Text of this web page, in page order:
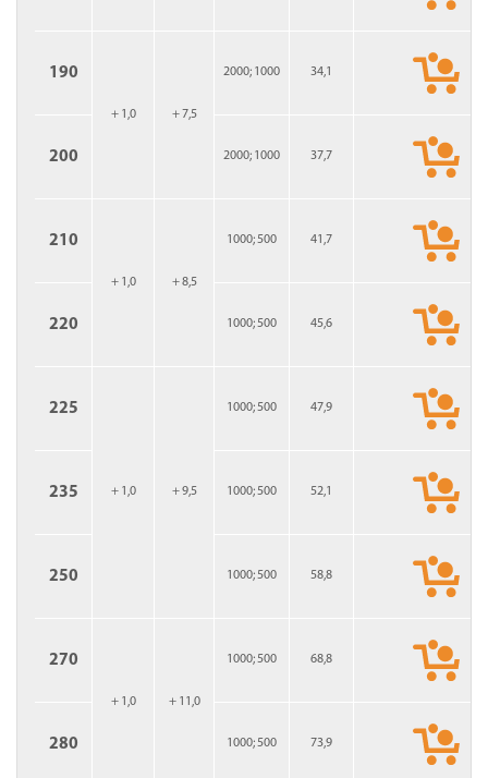
190
+ 1,0 + 7,5
2000; 1000 34,1
200 2000; 1000 37,7
210
+ 1,0 + 8,5
1000; 500 41,7
220 1000; 500 45,6
225
+ 1,0 + 9,5
1000; 500 47,9
235 1000; 500 52,1
250 1000; 500 58,8
270
+ 1,0 + 11,0
1000; 500 68,8
280 1000; 500 73,9